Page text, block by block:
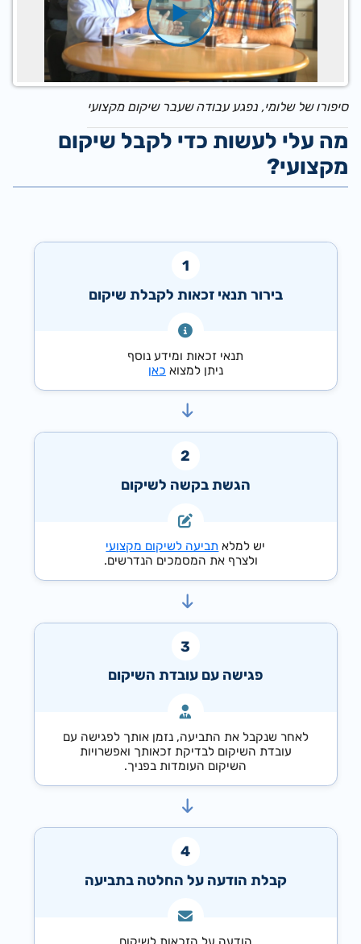
סיפורו של שלומי, נפגע עבודה שעבר שיקום מקצועי
מה עלי לעשות כדי לקבל שיקום
מקצועי?
בירור תנאי זכאות לקבלת שיקום
תנאי זכאות ומידע נוסף
ניתן למצואכאן
הגשת בקשה לשיקום
יש למלאתביעה לשיקום מקצועי
ולצרף את המסמכים הנדרשים.
פגישה עם עובדת השיקום
לאחר שנקבל את התביעה, נזמן אותך לפגישה עם
עובדת השיקום לבדיקת זכאותך ואפשרויות
השיקום העומדות בפניך.
קבלת הודעה על החלטה בתביעה